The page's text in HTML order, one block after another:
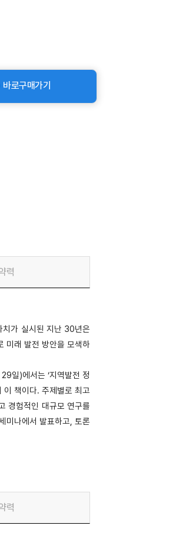
바로구매가기
력
치가 실시된 지난 30년은
미래 발전 방안을 모색하
일)에서는 ‘지역발전 정
책이다. 주제별로 최고
경험적인 대규모 연구를
미나에서 발표하고, 토론
력